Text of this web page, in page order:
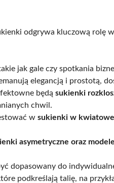
odgrywa kluczową rolę
jak gale czy spotkania
elegancją i prostotą,
będą sukienki
chwil.
w sukienki w
asymetryczne oraz
dopasowany do
podkreślają talię, na